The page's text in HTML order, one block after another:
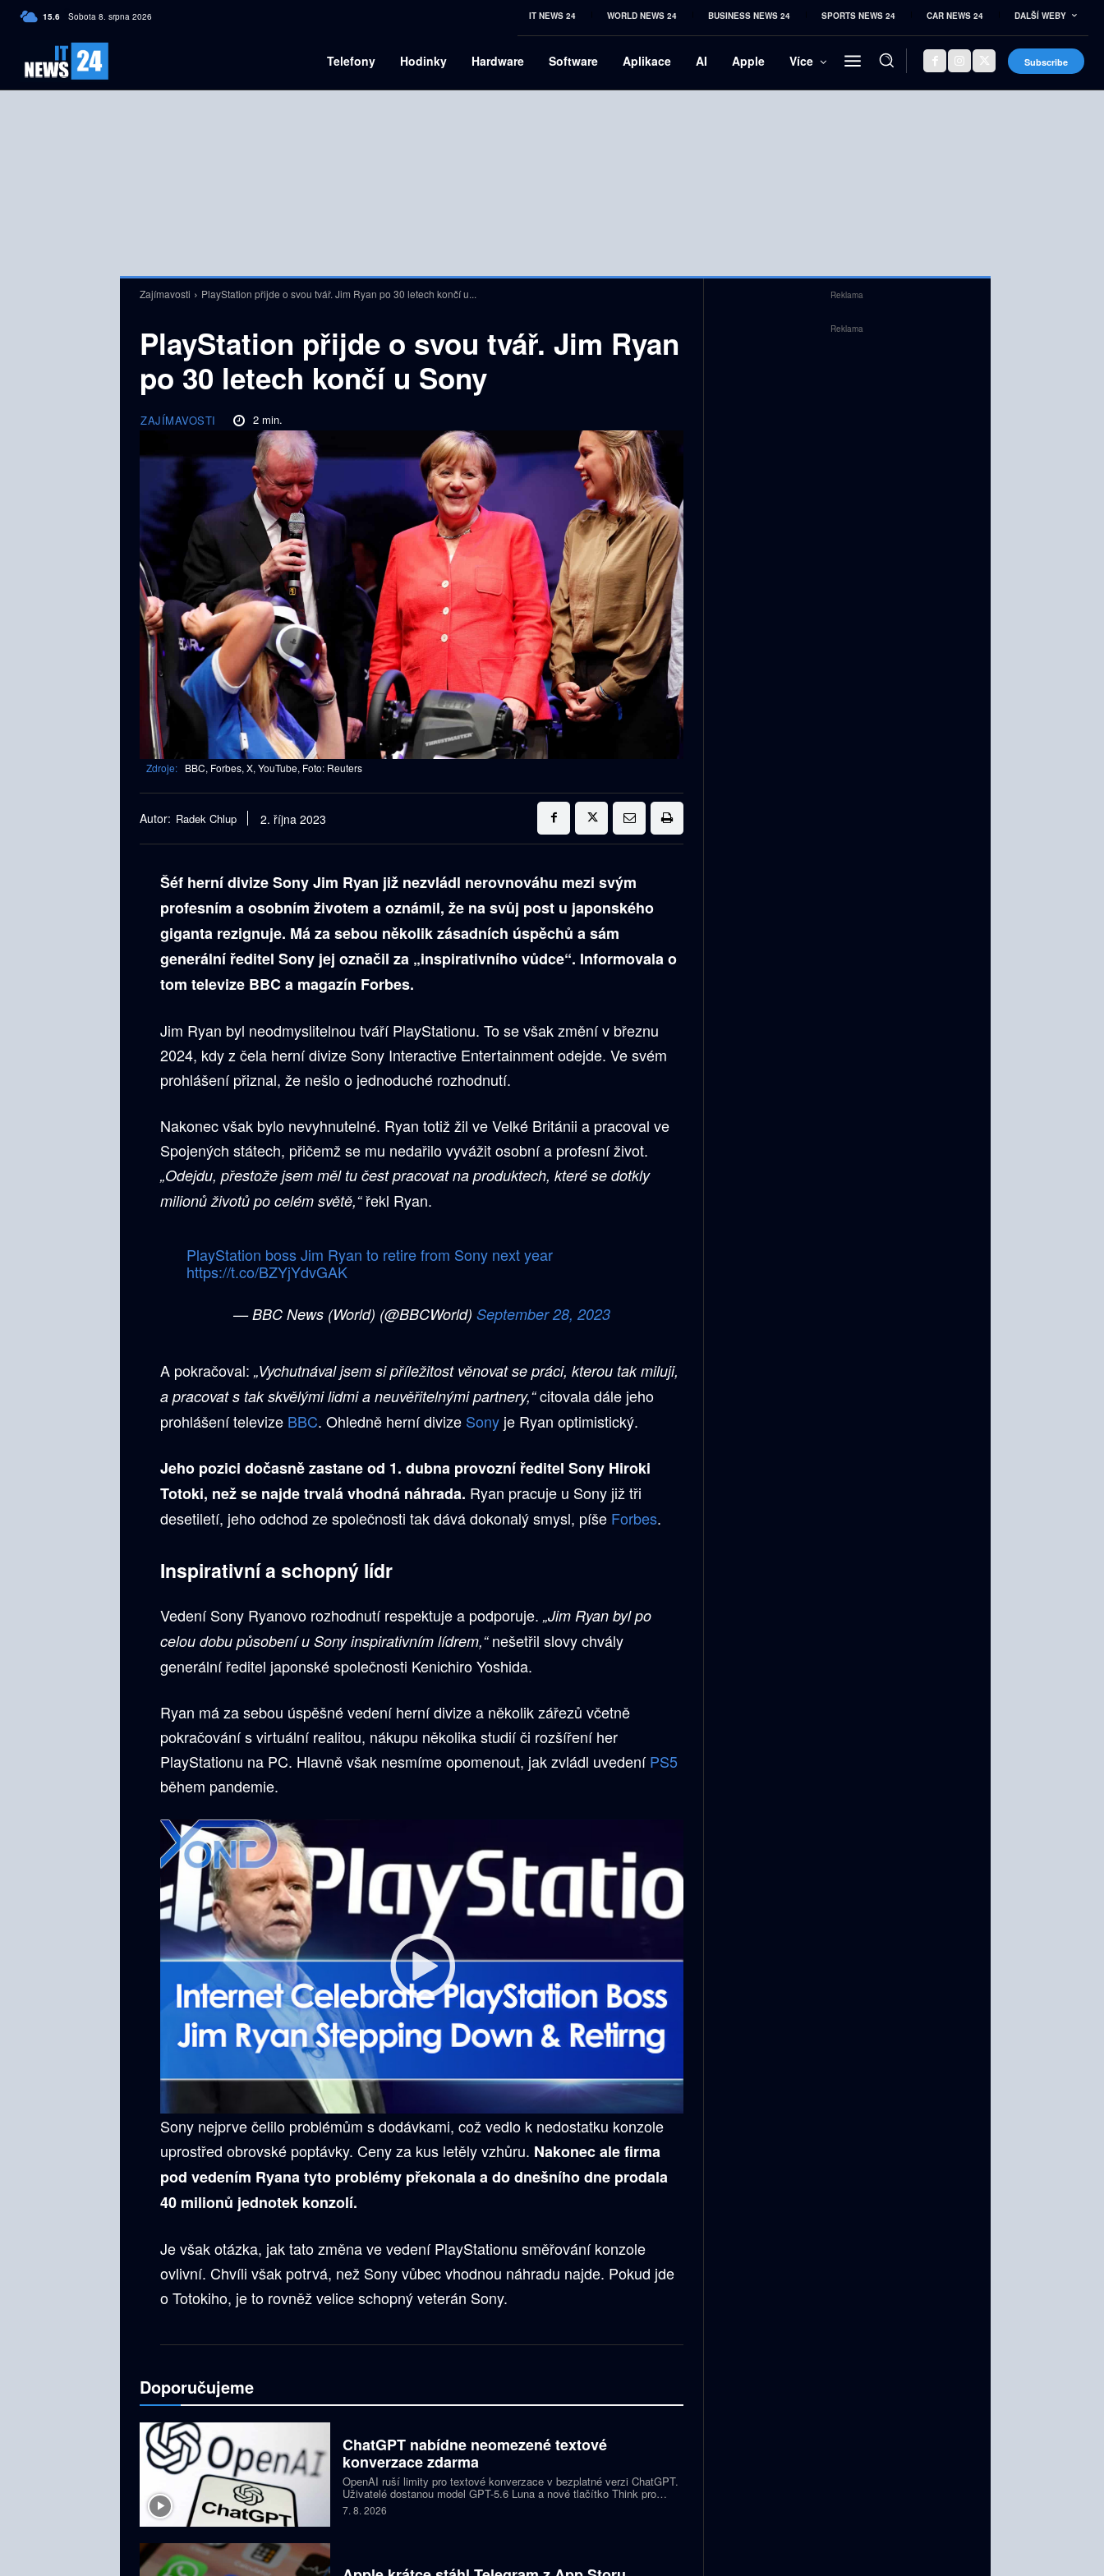
15.6 C Czech
Sobota 8. srpna 2026 IT NEWS 24 WORLD NEWS 24 BUSINESS NEWS 24 SPORTS NEWS 24 CAR NEWS 24 DALŠÍ WEBY
Telefony Hodinky Hardware Software Aplikace AI Apple Více Subscribe
Zajímavosti PlayStation přijde o svou tvář. Jim Ryan po 30 letech končí u...
PlayStation přijde o svou tvář. Jim Ryan
po 30 letech končí u Sony
ZAJÍMAVOSTI 2min.
Zdroje: BBC, Forbes, X, YouTube, Foto: Reuters
Autor: Radek Chlup 2. října 2023
Šéf herní divize Sony Jim Ryan již nezvládl nerovnováhu mezi svým
profesním a osobním životem a oznámil, že na svůj post u japonského
giganta rezignuje. Má za sebou několik zásadních úspěchů a sám
generální ředitel Sony jej označil za „inspirativního vůdce“. Informovala o
tom televize BBC a magazín Forbes.
Jim Ryan byl neodmyslitelnou tváří PlayStationu. To se však změní v březnu
2024, kdy z čela herní divize Sony Interactive Entertainment odejde. Ve svém
prohlášení přiznal, že nešlo o jednoduché rozhodnutí.
Nakonec však bylo nevyhnutelné. Ryan totiž žil ve Velké Británii a pracoval ve
Spojených státech, přičemž se mu nedařilo vyvážit osobní a profesní život.
„Odejdu, přestože jsem měl tu čest pracovat na produktech, které se dotkly
milionů životů po celém světě,“řekl Ryan.
PlayStation boss Jim Ryan to retire from Sony next year
https://t.co/BZYjYdvGAK
— BBC News (World) (@BBCWorld)September 28, 2023
A pokračoval: „Vychutnával jsem si příležitost věnovat se práci, kterou tak miluji,
a pracovat s tak skvělými lidmi a neuvěřitelnými partnery,“citovala dále jeho
prohlášení televize BBC. Ohledně herní divize Sony je Ryan optimistický.
Jeho pozici dočasně zastane od 1. dubna provozní ředitel Sony Hiroki
Totoki, než se najde trvalá vhodná náhrada. Ryan pracuje u Sony již tři
desetiletí, jeho odchod ze společnosti tak dává dokonalý smysl, píše Forbes.
Inspirativní a schopný lídr
Vedení Sony Ryanovo rozhodnutí respektuje a podporuje. „Jim Ryan byl po
celou dobu působení u Sony inspirativním lídrem,“nešetřil slovy chvály
generální ředitel japonské společnosti Kenichiro Yoshida.
Ryan má za sebou úspěšné vedení herní divize a několik zářezů včetně
pokračování s virtuální realitou, nákupu několika studií či rozšíření her
PlayStationu na PC. Hlavně však nesmíme opomenout, jak zvládl uvedeníPS5
během pandemie.
Sony nejprve čelilo problémům s dodávkami, což vedlo k nedostatku konzole
uprostřed obrovské poptávky. Ceny za kus letěly vzhůru. Nakonec ale firma
pod vedením Ryana tyto problémy překonala a do dnešního dne prodala
40 milionů jednotek konzolí.
Je však otázka, jak tato změna ve vedení PlayStationu směřování konzole
ovlivní. Chvíli však potrvá, než Sony vůbec vhodnou náhradu najde. Pokud jde
o Totokiho, je to rovněž velice schopný veterán Sony.
Doporučujeme
ChatGPT nabídne neomezené textové
konverzace zdarma
OpenAI ruší limity pro textové konverzace v bezplatné verzi ChatGPT.
Uživatelé dostanou model GPT-5.6 Luna a nové tlačítko Think pro
složitější otázky. Předplatitelům Plus a Pro firma zpřístupňuje upravený
GPT-5.6 Sol spolu s posuvníkem, který nastaví intenzitu přemýšlení.
7. 8. 2026
Reklama
Reklama